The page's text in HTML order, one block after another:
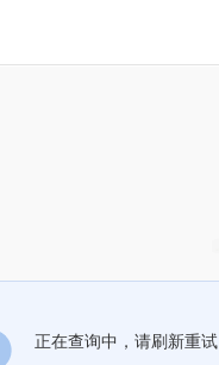
正在查询中，请刷新重试